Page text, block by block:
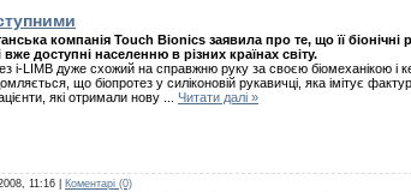
компанія Touch Bionics заявила про те, що її
вже доступні населенню в різних країнах світу.
i-LIMB дуже схожий на справжню руку за своєю біомеханікою і
що біопротез у силіконовій рукавичці, яка імітує
які отримали нову
Читати далі »
11:16 Коментарі (0)